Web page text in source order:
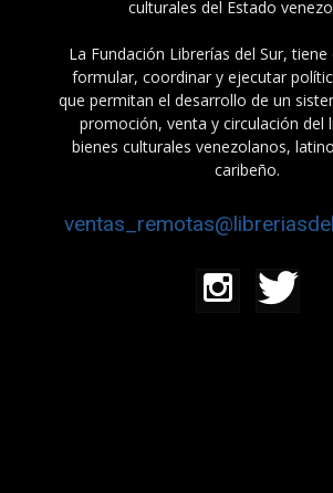
culturales del Estado
La Fundación Librerías del Sur,
formular, coordinar y ejecutar
que permitan el desarrollo de un
promoción, venta y circulación del
bienes culturales venezolanos,
caribeño.